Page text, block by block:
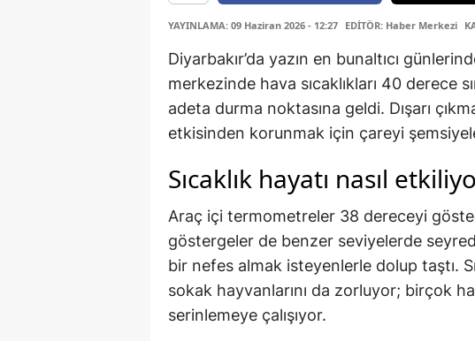
YAYINLAMA: 09 Haziran 2026 - 12:27 EDİTÖR: Haber Merkezi
Diyarbakır’da yazın en bunaltıcı
merkezinde hava sıcaklıkları 40 derece
adeta durma noktasına geldi. Dışarı
etkisinden korunmak için çareyi
Sıcaklık hayatı nasıl
Araç içi termometreler 38 dereceyi
göstergeler de benzer seviyelerde
bir nefes almak isteyenlerle dolup taştı.
sokak hayvanlarını da zorluyor; birçok
serinlemeye çalışıyor.